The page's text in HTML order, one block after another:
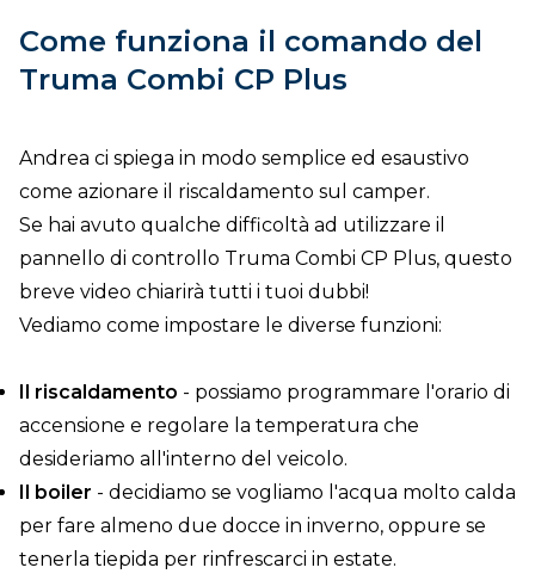
Come funziona il comando del
Truma Combi CP Plus
Andrea ci spiega in modo semplice ed esaustivo
come azionare il riscaldamento sul camper.
Se hai avuto qualche difficoltà ad utilizzare il
pannello di controllo Truma Combi CP Plus, questo
breve video chiarirà tutti i tuoi dubbi!
Vediamo come impostare le diverse funzioni:
Il riscaldamento - possiamo programmare l'orario di
accensione e regolare la temperatura che
desideriamo all'interno del veicolo.
Il boiler - decidiamo se vogliamo l'acqua molto calda
per fare almeno due docce in inverno, oppure se
tenerla tiepida per rinfrescarci in estate.